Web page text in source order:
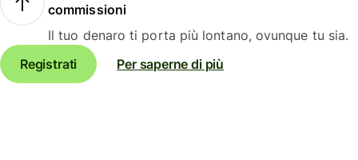
commissioni
Il tuo denaro ti porta più lontano, ovunque tu sia.
Registrati
Per saperne di più